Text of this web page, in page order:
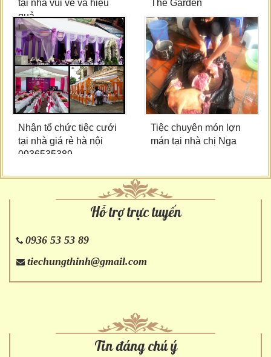
tại nhà vui vẻ và hiệu
quả
The Garden
Nhận tổ chức tiệc cưới
tại nhà giá rẻ hà nội
0936535389
Tiệc chuyên món lợn
mán tại nhà chị Nga
Hỗ trợ trực tuyến
0936 53 53 89
tiechungthinh@gmail.com
Tin đáng chú ý